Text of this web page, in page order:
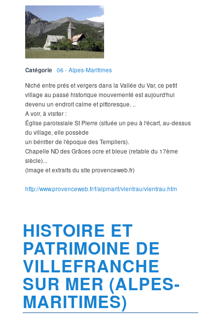
Catégorie
06 - Alpes-Maritimes
Niché entre prés et vergers dans la Vallée du Var, ce petit
village au passé historique mouvementé est aujourd'hui
devenu un endroit calme et pittoresque. ..
A voir, à visiter :
Église paroissiale St Pierre (située un peu à l'écart, au-dessus
du village, elle possède
un bénitier de l'époque des Templiers).
Chapelle ND des Grâces ocre et bleue (retable du 17ème
siècle)...
(image et extraits du site provenceweb.fr)
http://www.provenceweb.fr/f/alpmarit/vlentrau/vlentrau.htm
HISTOIRE ET
PATRIMOINE DE
VILLEFRANCHE
SUR MER (ALPES-
MARITIMES)